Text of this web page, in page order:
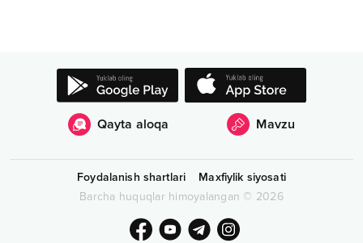
Qayta aloqa Mavzu
Foydalanish shartlari
Maxfiylik siyosati
Barcha huquqlar himoyalangan © 2026